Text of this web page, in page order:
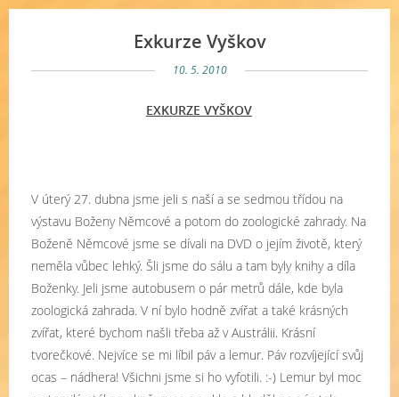
Exkurze Vyškov
10. 5. 2010
EXKURZE VYŠKOV
V úterý 27. dubna jsme jeli s naší a se sedmou třídou na
výstavu Boženy Němcové a potom do zoologické zahrady. Na
Boženě Němcové jsme se dívali na DVD o jejím životě, který
neměla vůbec lehký. Šli jsme do sálu a tam byly knihy a díla
Boženky. Jeli jsme autobusem o pár metrů dále, kde byla
zoologická zahrada. V ní bylo hodně zvířat a také krásných
zvířat, které bychom našli třeba až v Austrálii. Krásní
tvorečkové. Nejvíce se mi líbil páv a lemur. Páv rozvíjející svůj
ocas – nádhera! Všichni jsme si ho vyfotili. :-) Lemur byl moc